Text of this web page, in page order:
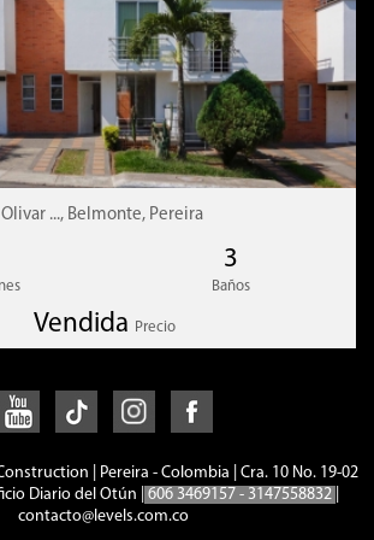
..., Belmonte, Pereira
3
Baños
Vendida Precio
| Pereira - Colombia | Cra. 10 No. 19-02
Diario del Otún |
606 3469157 - 3147558832
contacto@levels.com.co